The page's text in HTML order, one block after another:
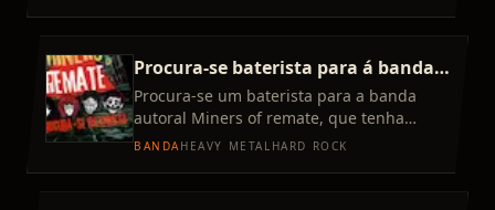
Procura-se baterista para á banda
autoral Miners of remate
Procura-se um baterista para a banda
autoral Miners of remate, que tenha
vontade de aprender e fazer acontecer,
BANDAHEAVY METAL HARD ROCK